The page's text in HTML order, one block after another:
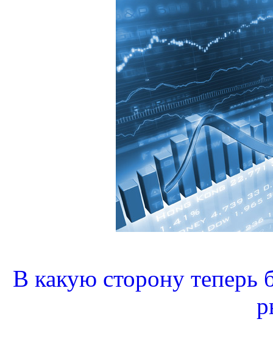
В какую сторону теперь